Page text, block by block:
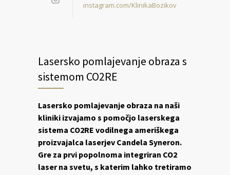
instagram.com/KlinikaBozikov
Lasersko pomlajevanje obraza s
sistemom CO2RE
Lasersko pomlajevanje obraza na naši
kliniki izvajamo s pomočjo laserskega
sistema CO2RE vodilnega ameriškega
proizvajalca laserjev Candela Syneron.
Gre za prvi popolnoma integriran CO2
laser na svetu, s katerim lahko tretiramo